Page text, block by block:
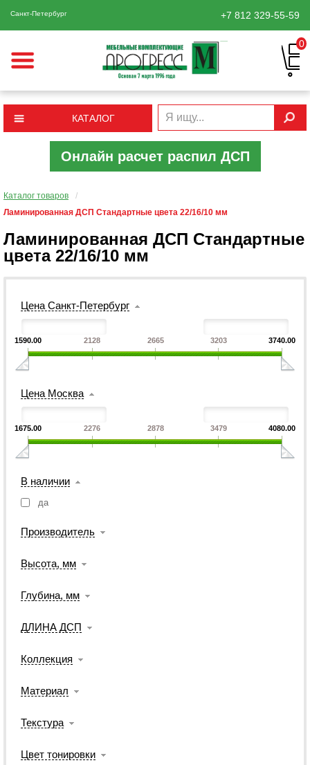
Санкт-Петербург +7 812 329-55-59
0
КАТАЛОГ
Онлайн расчет распил ДСП
Каталог товаров
/
Ламинированная ДСП Cтандартные цвета 22/16/10 мм
Ламинированная ДСП Cтандартные
цвета 22/16/10 мм
Цена Санкт-Петербург
1590.00 2128 2665 3203 3740.00
Цена Москва
1675.00 2276 2878 3479 4080.00
В наличии
да
Производитель
Высота, мм
Глубина, мм
ДЛИНА ДСП
Коллекция
Материал
Текстура
Цвет тонировки